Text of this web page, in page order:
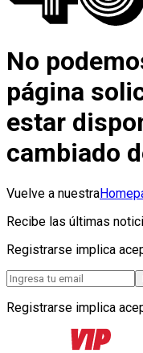
No
página
estar
cambiado
Vuelve a nuestra
Recibe las últimas
Registrarse implica
Registrarse implica